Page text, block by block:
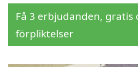
Få 3 erbjudanden, gratis
förpliktelser